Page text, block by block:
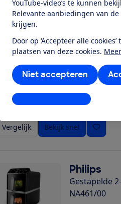
YouTube-video’s te kunnen
Relevante aanbiedingen van
krijgen.
Door op ‘Accepteer alle
plaatsen van deze cookies.
Niet accepteren
Instellingen aanpassen
Vergelijk Bekijk snel
Philips
Gestapelde
NA462/70
Dubbele
Vergelijk Bekijk snel
Philips
Gestapelde
NA461/00